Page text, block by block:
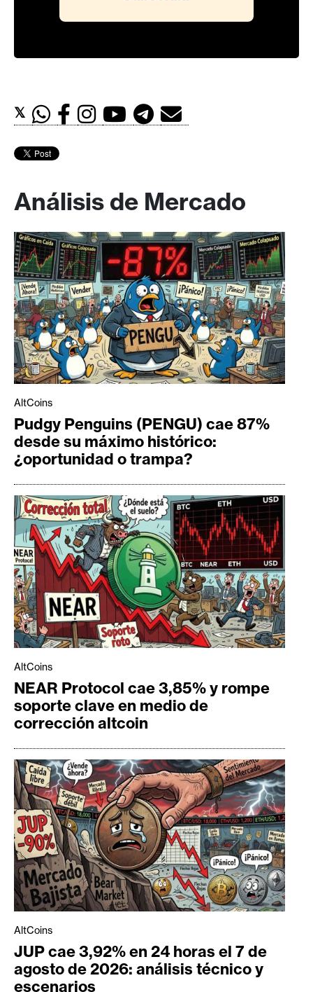
𝕏
Análisis de Mercado
AltCoins
Pudgy Penguins (PENGU) cae 87%
desde su máximo histórico:
¿oportunidad o trampa?
AltCoins
NEAR Protocol cae 3,85% y rompe
soporte clave en medio de
corrección altcoin
AltCoins
JUP cae 3,92% en 24 horas el 7 de
agosto de 2026: análisis técnico y
escenarios